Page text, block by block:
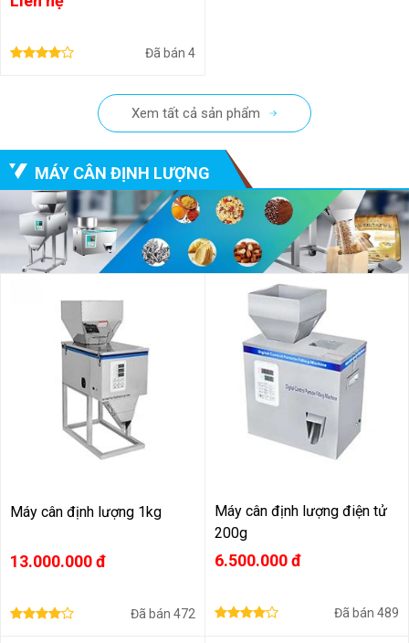
Đã bán 4
Xem tất cả sản phẩm
MÁY CÂN ĐỊNH LƯỢNG
Máy cân định lượng 1kg
13.000.000 đ
Đã bán 472
Máy cân định lượng điện tử
200g
6.500.000 đ
Đã bán 489